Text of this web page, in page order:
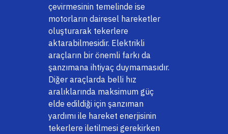
çevirmesinin temelinde ise
motorların dairesel hareketler
oluşturarak tekerlere
aktarabilmesidir. Elektrikli
araçların bir önemli farkı da
şanzımana ihtiyaç duymamasıdır.
Diğer araçlarda belli hız
aralıklarında maksimum güç
elde edildiği için şanzıman
yardımı ile hareket enerjisinin
tekerlere iletilmesi gerekirken